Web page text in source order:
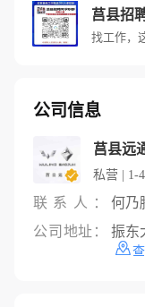
莒县招
找工作，
公司信息
莒县远
私营 | 1-
联系人：
何乃
公司地址：
振东